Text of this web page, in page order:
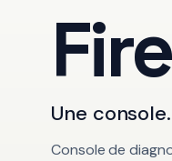
Une
Console de